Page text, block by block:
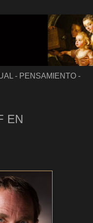
- PENSAMIENTO -
EN